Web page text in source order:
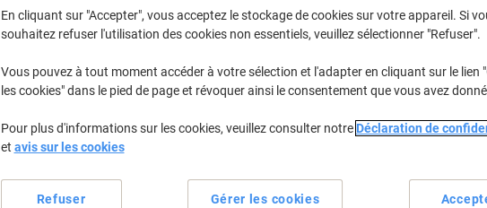
Cadeau
En cliquant sur "Accepter", vous acceptez le stockage de cookies sur votre appareil. Si
souhaitez refuser l'utilisation des cookies non essentiels, veuillez sélectionner "Refuser".
Vous pouvez à tout moment accéder à votre sélection et l'adapter en cliquant sur le lien
les cookies" dans le pied de page et révoquer ainsi le consentement que vous avez
Pour plus d'informations sur les cookies, veuillez consulter notre Déclaration de
et avis sur les cookies
Gérer les cookies
Refuser